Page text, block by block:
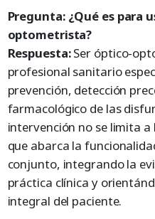
Pregunta: ¿Qué es para
optometrista?
Respuesta:Ser óptico-
profesional sanitario
prevención, detección
farmacológico de las
intervención no se limita
que abarca la
conjunto, integrando la
práctica clínica y
integral del paciente.